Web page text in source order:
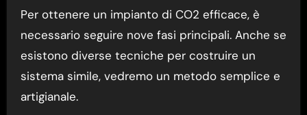
Per ottenere un impianto di CO2 efficace, è
necessario seguire nove fasi principali. Anche se
esistono diverse tecniche per costruire un
sistema simile, vedremo un metodo semplice e
artigianale.